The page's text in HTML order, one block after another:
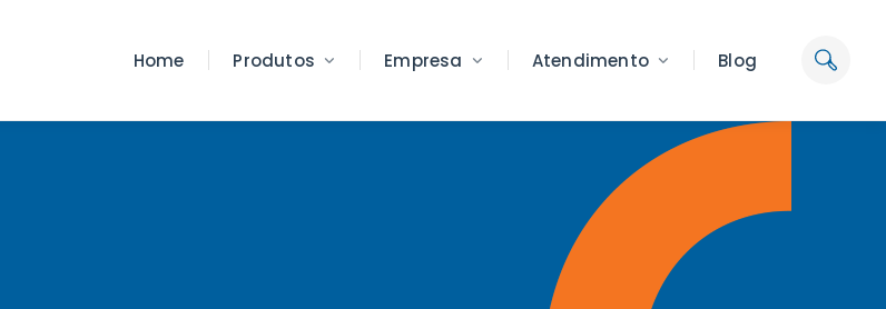
Home Produtos Empresa Atendimento Blog